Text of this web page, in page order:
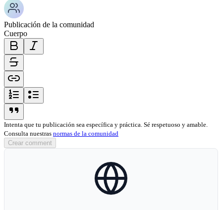
Publicación de la comunidad
Cuerpo
bold-icon
link-icon
ordered-list-icon
Intenta que tu publicación sea específica y práctica. Sé respetuoso y amable.
Consulta nuestras normas de la comunidad
Crear comment